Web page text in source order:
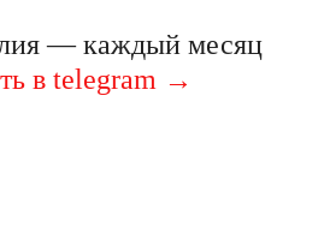
— каждый месяц
в telegram →